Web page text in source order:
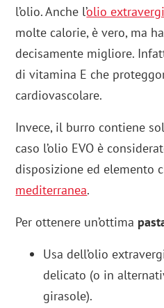
l’olio. Anche l’olio
molte calorie, è vero, ma
decisamente migliore.
di vitamina E che
cardiovascolare.
Invece, il burro contiene
caso l’olio EVO è
disposizione ed elemento
mediterranea.
Per ottenere un’ottima
Usa dell’olio
delicato (o in
girasole).